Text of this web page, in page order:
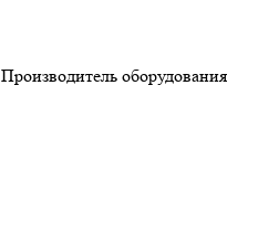
Производитель оборудования